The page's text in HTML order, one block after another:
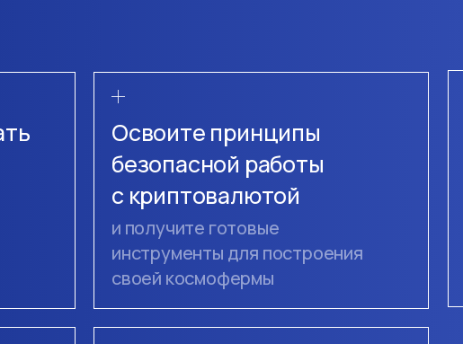
Освоите принципы
безопасной работы
с криптовалютой
и получите готовые
инструменты для построения
своей космофермы